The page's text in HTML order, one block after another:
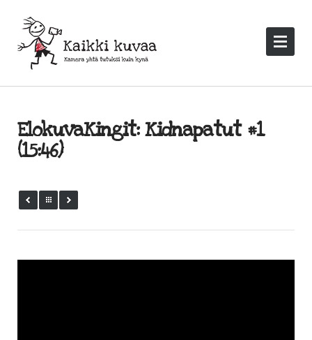
ElokuvaKingit: Kidnapatut #1
(15:46)